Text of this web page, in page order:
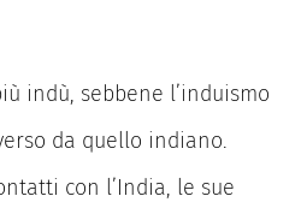
indù, sebbene l’induismo
da quello indiano.
con l’India, le sue